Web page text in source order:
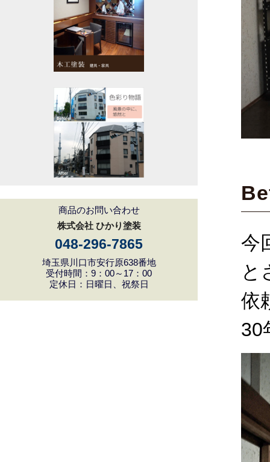
商品のお問い合わせ
株式会社 ひかり塗装
048-296-7865
埼玉県川口市安行原638番地
受付時間：9：00～17：00
定休日：日曜日、祝祭日
今
と
依
30